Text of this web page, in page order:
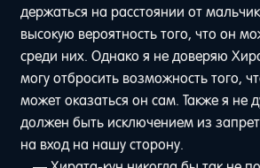
держаться на расстоянии от
высокую вероятность того, что он
среди них. Однако я не доверяю
могу отбросить возможность того,
может оказаться он сам. Также я не
должен быть исключением из
на вход на нашу сторону.